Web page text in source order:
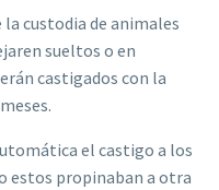
la custodia de animales
sueltos o en
castigados con la
el castigo a los
estos propinaban a otra